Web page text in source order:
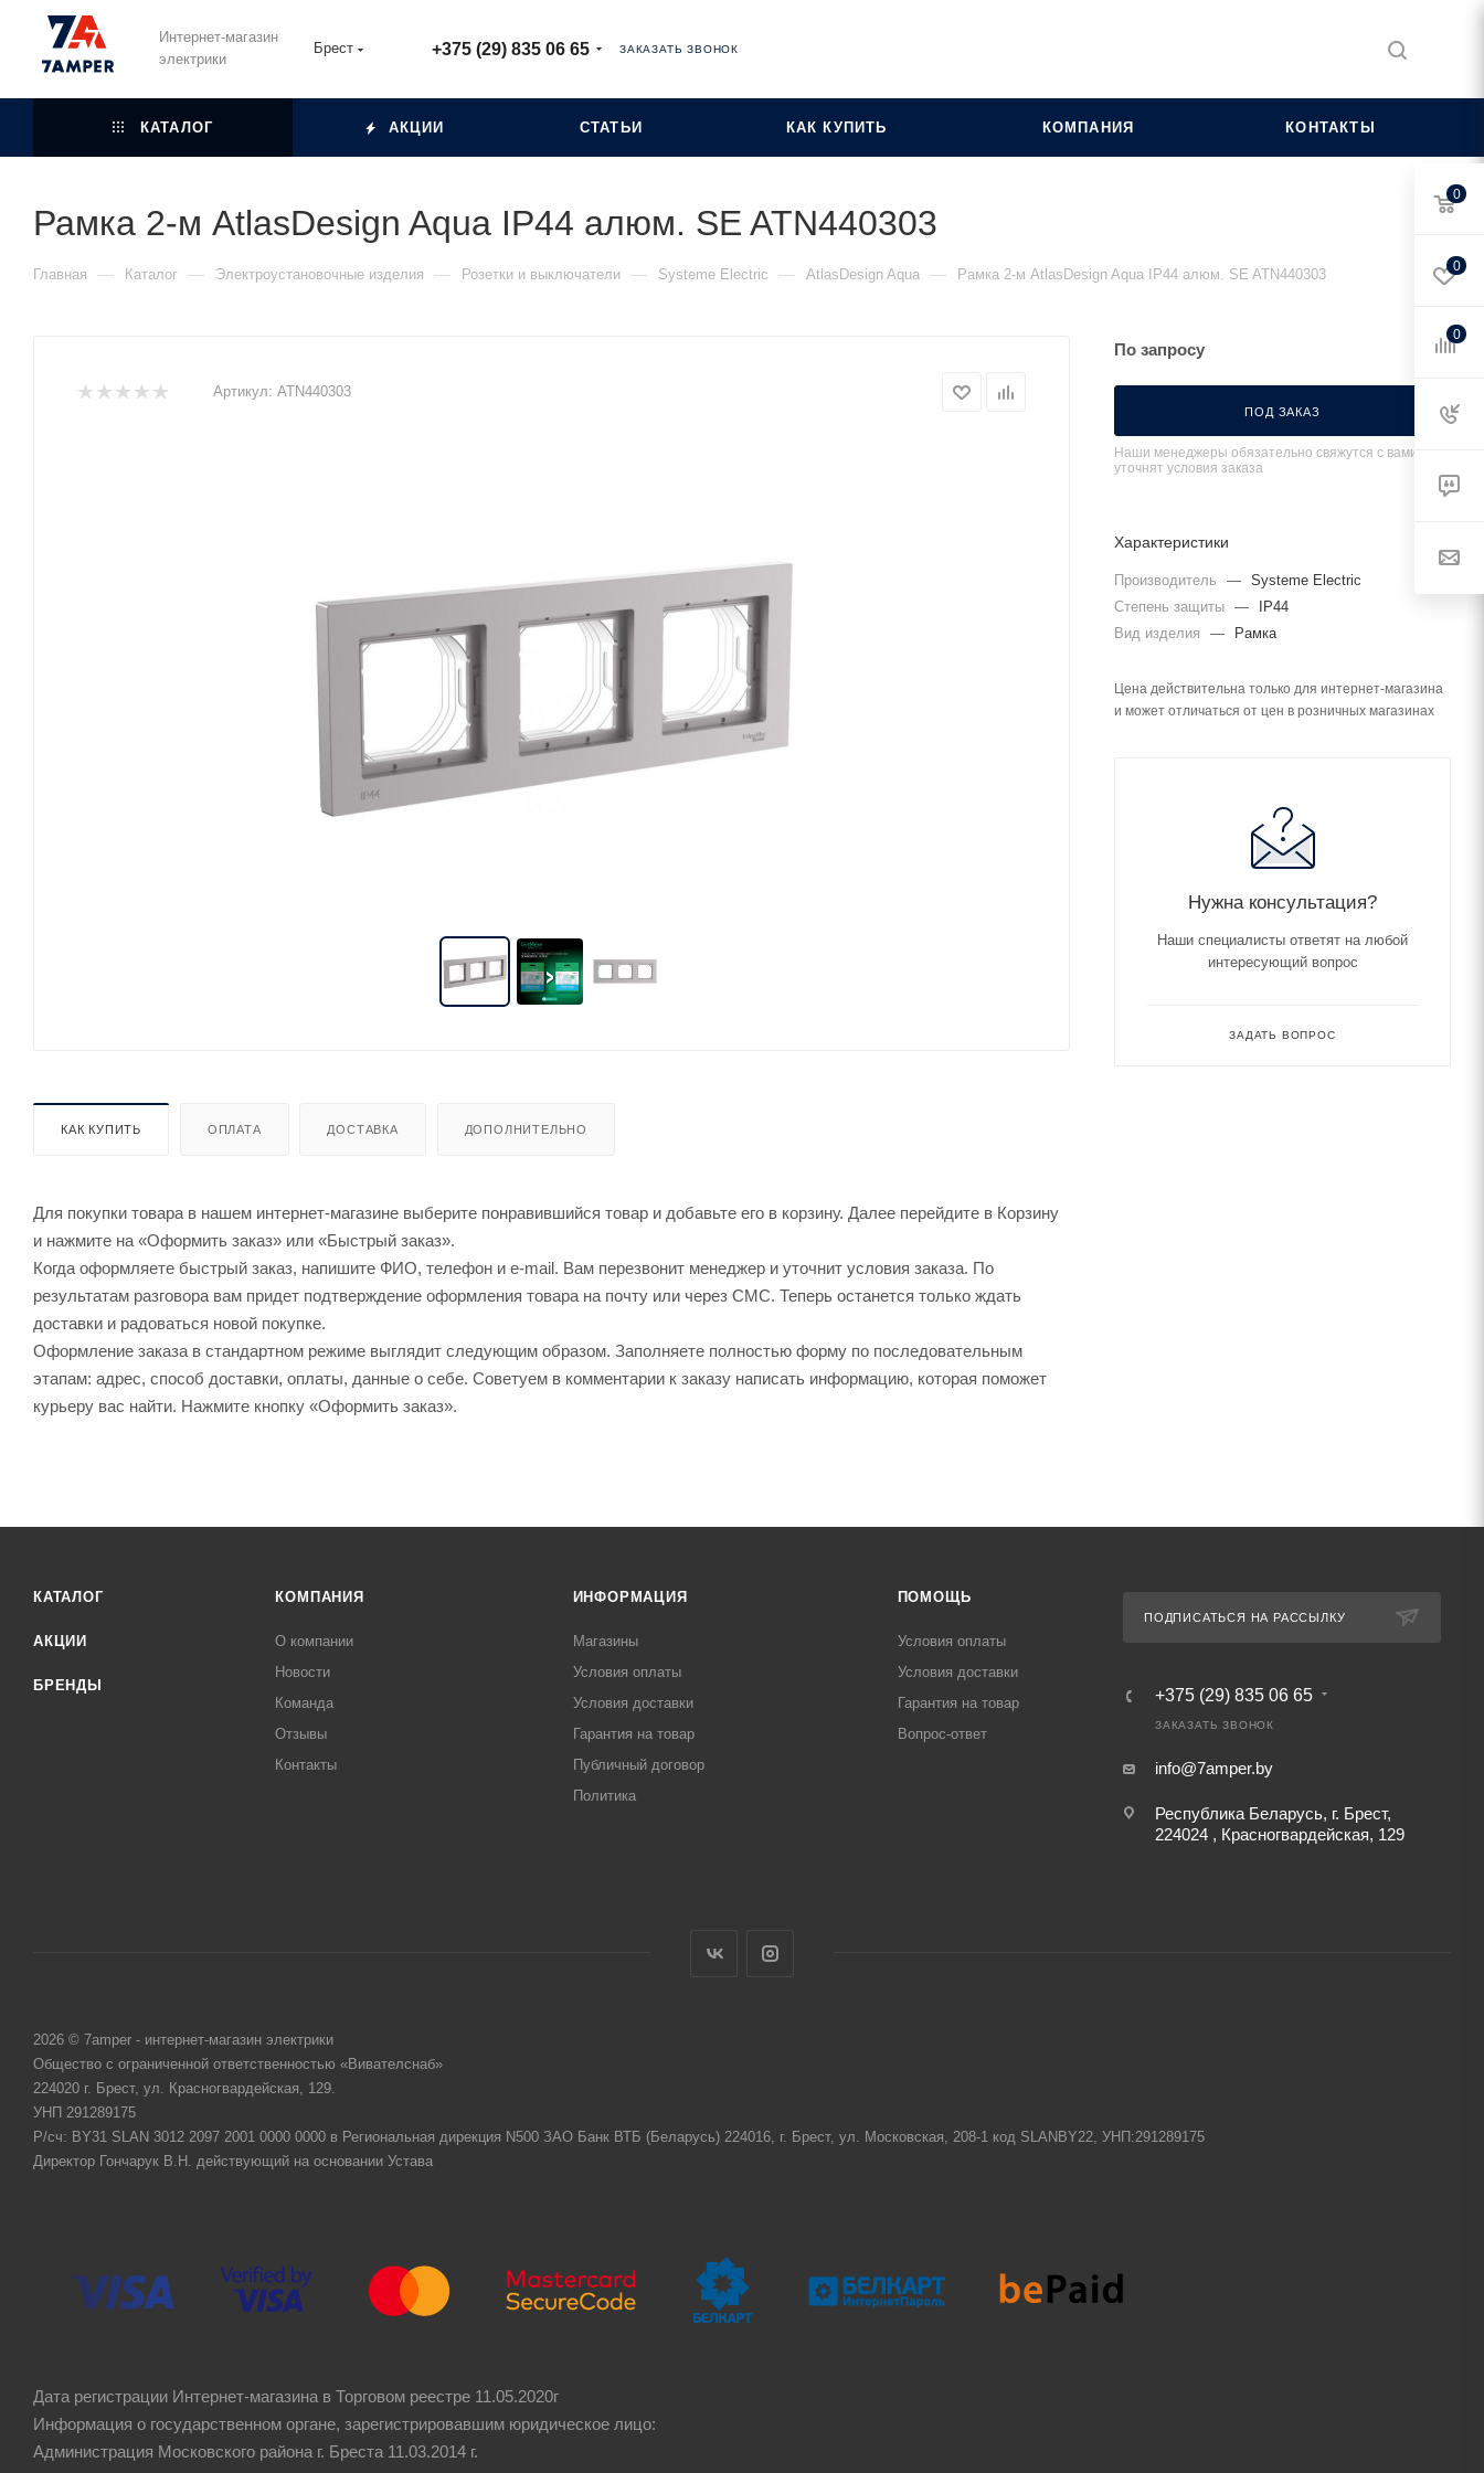
Интернет-магазин
электрики
Брест +375 (29) 835 06 65 ЗАКАЗАТЬ ЗВОНОК
КАТАЛОГ АКЦИИ СТАТЬИ КАК КУПИТЬ КОМПАНИЯ КОНТАКТЫ
Рамка 2-м AtlasDesign Aqua IP44 алюм. SE ATN440303
Главная — Каталог — Электроустановочные изделия — Розетки и выключатели — Systeme Electric — AtlasDesign Aqua — Рамка 2-м AtlasDesign Aqua IP44 алюм. SE ATN440303
Артикул: ATN440303
КАК КУПИТЬ ОПЛАТА ДОСТАВКА ДОПОЛНИТЕЛЬНО
Для покупки товара в нашем интернет-магазине выберите понравившийся товар и добавьте его в корзину. Далее перейдите в Корзину
и нажмите на «Оформить заказ» или «Быстрый заказ».
Когда оформляете быстрый заказ, напишите ФИО, телефон и e-mail. Вам перезвонит менеджер и уточнит условия заказа. По
результатам разговора вам придет подтверждение оформления товара на почту или через СМС. Теперь останется только ждать
доставки и радоваться новой покупке.
Оформление заказа в стандартном режиме выглядит следующим образом. Заполняете полностью форму по последовательным
этапам: адрес, способ доставки, оплаты, данные о себе. Советуем в комментарии к заказу написать информацию, которая поможет
курьеру вас найти. Нажмите кнопку «Оформить заказ».
По запросу
ПОД ЗАКАЗ
Наши менеджеры обязательно свяжутся с вами и
уточнят условия заказа
Характеристики
Производитель — Systeme Electric
Степень защиты —
IP44
Вид изделия
— Рамка
Цена действительна только для интернет-магазина
и может отличаться от цен в розничных магазинах
Нужна консультация?
Наши специалисты ответят на любой
интересующий вопрос
ЗАДАТЬ ВОПРОС
КАТАЛОГ
АКЦИИ
БРЕНДЫ
КОМПАНИЯ
О компании
Новости
Команда
Отзывы
Контакты
ИНФОРМАЦИЯ
Магазины
Условия оплаты
Условия доставки
Гарантия на товар
Публичный договор
Политика
ПОМОЩЬ
Условия оплаты
Условия доставки
Гарантия на товар
Вопрос-ответ
ПОДПИСАТЬСЯ НА РАССЫЛКУ
+375 (29) 835 06 65
ЗАКАЗАТЬ ЗВОНОК
info@7amper.by
Республика Беларусь, г. Брест,
224024 , Красногвардейская, 129
2026 © 7amper - интернет-магазин электрики
Общество с ограниченной ответственностью «Вивателснаб»
224020 г. Брест, ул. Красногвардейская, 129.
УНП 291289175
Р/сч: BY31 SLAN 3012 2097 2001 0000 0000 в Региональная дирекция N500 ЗАО Банк ВТБ (Беларусь) 224016, г. Брест, ул. Московская, 208-1 код SLANBY22, УНП:291289175
Директор Гончарук В.Н. действующий на основании Устава
Дата регистрации Интернет-магазина в Торговом реестре 11.05.2020г
Информация о государственном органе, зарегистрировавшим юридическое лицо:
Администрация Московского района г. Бреста 11.03.2014 г.
0
0
0